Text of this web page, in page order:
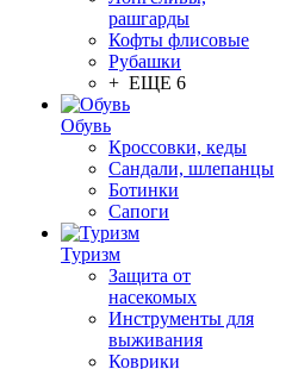
рашгарды
Кофты флисовые
Рубашки
+ ЕЩЕ 6
Обувь
Кроссовки, кеды
Сандали, шлепанцы
Ботинки
Сапоги
Туризм
Защита от
насекомых
Инструменты для
выживания
Коврики